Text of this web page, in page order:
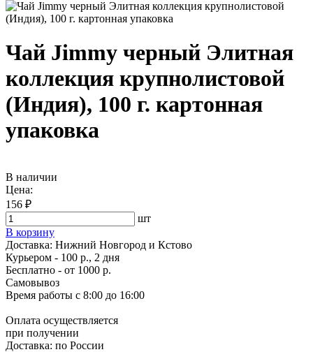
Чай Jimmy черный Элитная
коллекция крупнолистовой
(Индия), 100 г. картонная
упаковка
В наличии
Цена:
156 ₽
шт
В корзину
Доставка: Нижний Новгород и Кстово
Курьером - 100 р., 2 дня
Бесплатно - от 1000 р.
Самовывоз
Время работы с 8:00 до 16:00
Оплата осуществляется
при получении
Доставка: по России